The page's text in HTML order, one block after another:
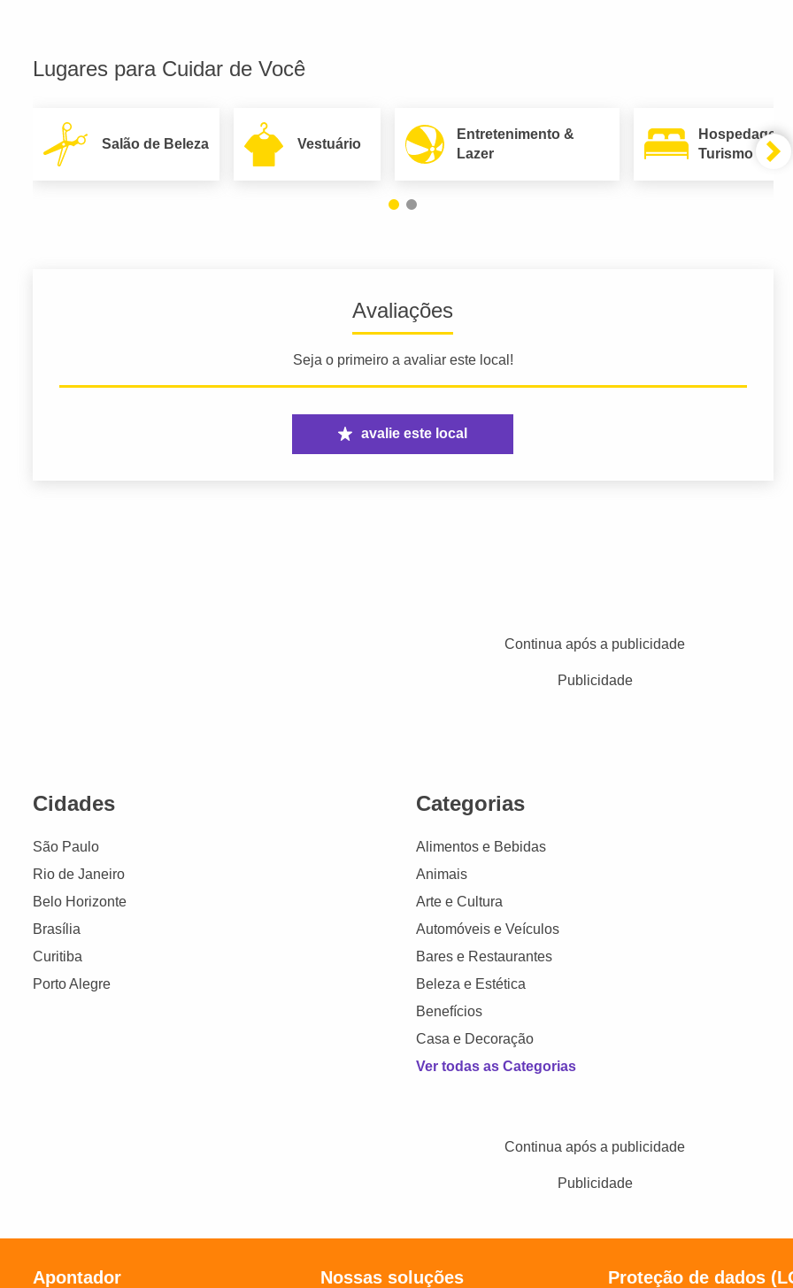
Lugares para Cuidar de Você
Salão de Beleza Vestuário
Entretenimento &
Lazer
Hospedagem
Turismo
Avaliações
Seja o primeiro a avaliar este local!
avalie este local
Continua após a publicidade
Publicidade
Cidades
São Paulo
Rio de Janeiro
Belo Horizonte
Brasília
Curitiba
Porto Alegre
Categorias
Alimentos e Bebidas
Animais
Arte e Cultura
Automóveis e Veículos
Bares e Restaurantes
Beleza e Estética
Benefícios
Casa e Decoração
Ver todas as Categorias
Continua após a publicidade
Publicidade
Apontador Nossas soluções Proteção de dados